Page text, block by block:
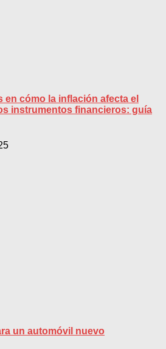
en cómo la inflación afecta el
instrumentos financieros: guía
un automóvil nuevo